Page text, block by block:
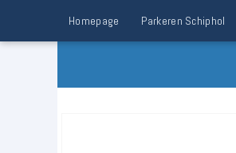
Homepage Parkeren Schiphol